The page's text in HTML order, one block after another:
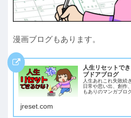
漫画ブログもあります。
人生リセットで
ブドアブログ
人生あれこれ失敗続
日常や思い出、創作
もありのマンガブロ
jreset.com